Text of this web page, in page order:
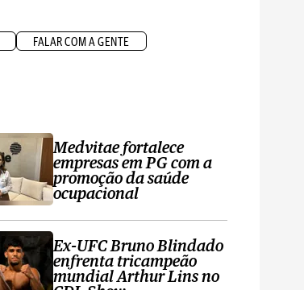
FALAR COM A GENTE
Medvitae fortalece
empresas em PG com a
promoção da saúde
ocupacional
Ex-UFC Bruno Blindado
enfrenta tricampeão
mundial Arthur Lins no